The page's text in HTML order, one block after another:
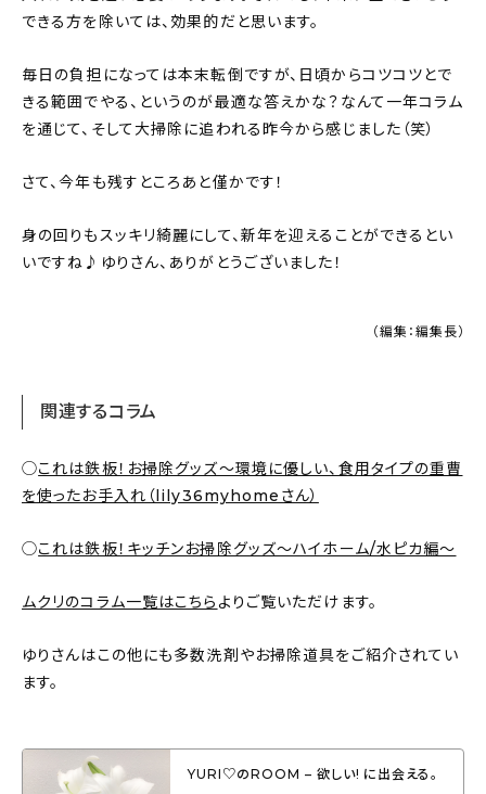
できる方を除いては、効果的だと思います。
毎日の負担になっては本末転倒ですが、日頃からコツコツとで
きる範囲でやる、というのが最適な答えかな？なんて一年コラム
を通じて、そして大掃除に追われる昨今から感じました（笑）
さて、今年も残すところあと僅かです！
身の回りもスッキリ綺麗にして、新年を迎えることができるとい
いですね♪ゆりさん、ありがとうございました！
（編集：編集長）
関連するコラム
◯これは鉄板！お掃除グッズ〜環境に優しい、食用タイプの重曹
を使ったお手入れ（lily36myhomeさん）
◯これは鉄板！キッチンお掃除グッズ〜ハイホーム/水ピカ編〜
ムクリのコラム一覧はこちら よりご覧いただけます。
ゆりさんはこの他にも多数洗剤やお掃除道具をご紹介されてい
ます。
YURI♡のROOM – 欲しい! に出会える。